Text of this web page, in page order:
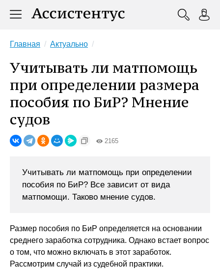
Главная Актуально
Учитывать ли матпомощь
при определении размера
пособия по БиР? Мнение
судов
2165
Учитывать ли матпомощь при определении
пособия по БиР? Все зависит от вида
матпомощи. Таково мнение судов.
Размер пособия по БиР определяется на основании
среднего заработка сотрудника. Однако встает вопрос
о том, что можно включать в этот заработок.
Рассмотрим случай из судебной практики.